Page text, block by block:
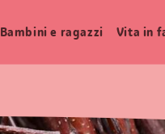
Bambini e ragazzi Vita in